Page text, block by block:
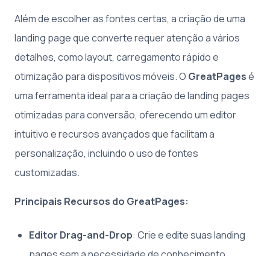
Além de escolher as fontes certas, a criação de uma
landing page que converte requer atenção a vários
detalhes, como layout, carregamento rápido e
otimização para dispositivos móveis. O GreatPagesé
uma ferramenta ideal para a criação de landing pages
otimizadas para conversão, oferecendo um editor
intuitivo e recursos avançados que facilitam a
personalização, incluindo o uso de fontes
customizadas.
Principais Recursos do GreatPages:
Editor Drag-and-Drop: Crie e edite suas landing